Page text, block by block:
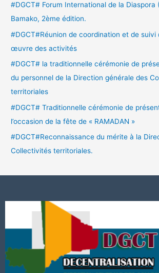
#DGCT# Forum International de la Diaspora
Bamako, 2ème édition.
#DGCT#Réunion de coordination et de suivi
œuvre des activités
#DGCT# la traditionnelle cérémonie de
du personnel de la Direction générale des
territoriales
#DGCT# Traditionnelle cérémonie de
l’occasion de la fête de « RAMADAN »
#DGCT#Reconnaissance du mérite à la
Collectivités territoriales.